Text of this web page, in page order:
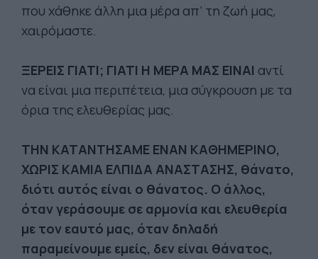
που χάθηκε άλλη μια μέρα απ’ τη ζωή μας,
χαιρόμαστε.
ΞΕΡΕΙΣ ΓΙΑΤΙ; ΓΙΑΤΙ Η ΜΕΡΑ ΜΑΣ ΕΙΝΑΙ αντί
να είναι μια περιπέτεια, μια σύγκρουση με τα
όρια της ελευθερίας μας.
ΤΗΝ ΚΑΤΑΝΤΗΣΑΜΕ ΕΝΑΝ ΚΑΘΗΜΕΡΙΝΟ,
ΧΩΡΙΣ ΚΑΜΙΑ ΕΛΠΙΔΑ ΑΝΑΣΤΑΣΗΣ, θάνατο,
διότι αυτός είναι ο θάνατος. Ο άλλος,
όταν γεράσουμε σε αρμονία και ελευθερία
με τον εαυτό μας, όταν δηλαδή
παραμείνουμε εμείς, δεν είναι θάνατος,